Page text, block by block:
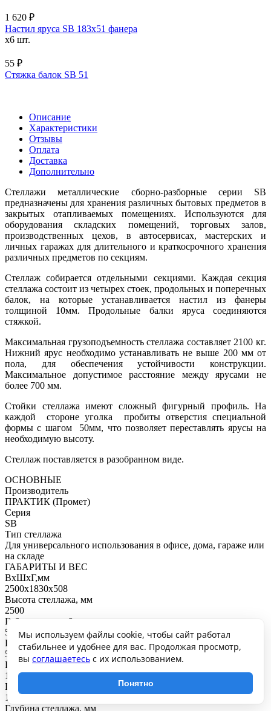
1 620 ₽
Настил яруса SB 183х51 фанера
x6 шт.
55 ₽
Стяжка балок SB 51
Описание
Характеристики
Отзывы
Оплата
Доставка
Дополнительно
Стеллажи металлические сборно-разборные серии SB
предназначены для хранения различных бытовых предметов в
закрытых отапливаемых помещениях. Используются для
оборудования складских помещений, торговых залов,
производственных цехов, в автосервисах, мастерских и
личных гаражах для длительного и краткосрочного хранения
различных предметов по секциям.
Стеллаж собирается отдельными секциями. Каждая секция
стеллажа состоит из четырех стоек, продольных и поперечных
балок, на которые устанавливается настил из фанеры
толщиной 10мм. Продольные балки яруса соединяются
стяжкой.
Максимальная грузоподъемность стеллажа составляет 2100 кг.
Нижний ярус необходимо устанавливать не выше 200 мм от
пола, для обеспечения устойчивости конструкции.
Максимальное допустимое расстояние между ярусами не
более 700 мм.
Стойки стеллажа имеют сложный фигурный профиль. На
каждой стороне уголка пробиты отверстия специальной
формы с шагом 50мм, что позволяет переставлять ярусы на
необходимую высоту.
Стеллаж поставляется в разобранном виде.
ОСНОВНЫЕ
Производитель
ПРАКТИК (Промет)
Серия
SB
Тип стеллажа
Для универсального использования в офисе, дома, гараже или
на складе
ГАБАРИТЫ И ВЕС
ВхШхГ,мм
2500x1830x508
Высота стеллажа, мм
2500
Габаритная глубина с учетом стоек, мм
518
Шаг регулирования высоты полки, мм
50
Ширина стеллажа, мм
1830
Габаритная ширина с учетом стоек, мм
1842
Глубина стеллажа, мм
Мы используем файлы cookie, чтобы сайт работал
стабильнее и удобнее для вас. Продолжая просмотр,
вы соглашаетесь с их использованием.
Понятно